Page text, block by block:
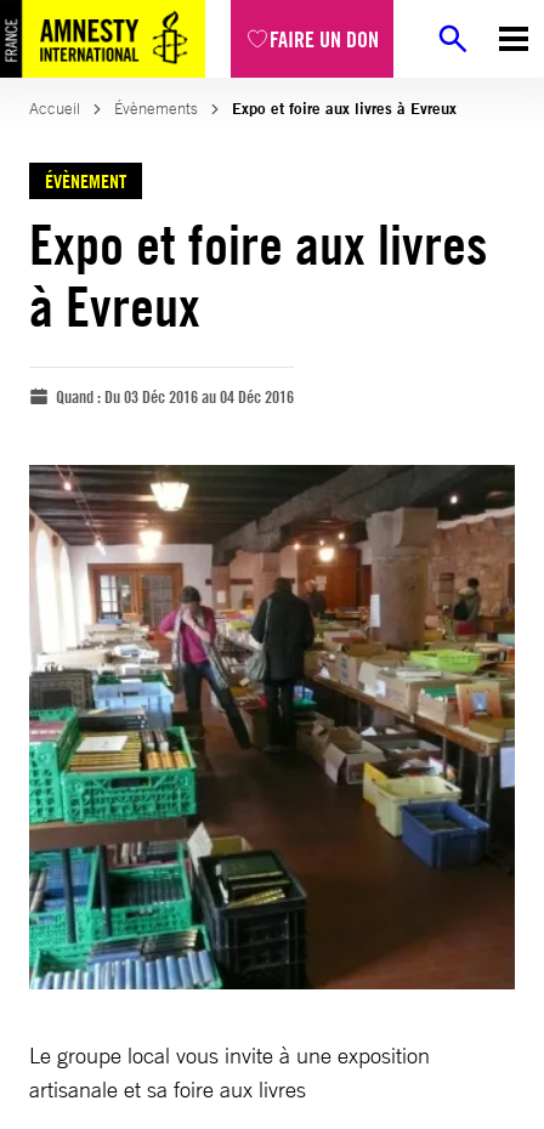
FAIRE UN DON
Accueil Évènements Expo et foire aux livres à Evreux
ÉVÈNEMENT
Expo et foire aux livres
à Evreux
Quand :Du 03 Déc 2016 au 04 Déc 2016
Le groupe local vous invite à une exposition
artisanale et sa foire aux livres